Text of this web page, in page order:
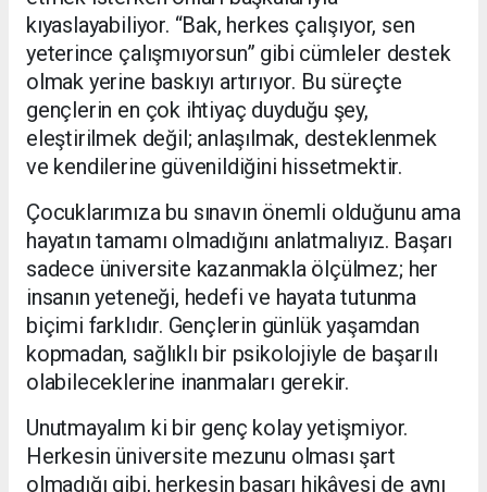
kıyaslayabiliyor. “Bak, herkes çalışıyor, sen
yeterince çalışmıyorsun” gibi cümleler destek
olmak yerine baskıyı artırıyor. Bu süreçte
gençlerin en çok ihtiyaç duyduğu şey,
eleştirilmek değil; anlaşılmak, desteklenmek
ve kendilerine güvenildiğini hissetmektir.
Çocuklarımıza bu sınavın önemli olduğunu ama
hayatın tamamı olmadığını anlatmalıyız. Başarı
sadece üniversite kazanmakla ölçülmez; her
insanın yeteneği, hedefi ve hayata tutunma
biçimi farklıdır. Gençlerin günlük yaşamdan
kopmadan, sağlıklı bir psikolojiyle de başarılı
olabileceklerine inanmaları gerekir.
Unutmayalım ki bir genç kolay yetişmiyor.
Herkesin üniversite mezunu olması şart
olmadığı gibi, herkesin başarı hikâyesi de aynı